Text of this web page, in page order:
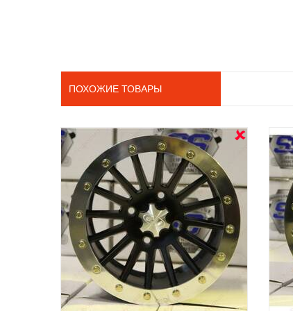
ПОХОЖИЕ ТОВАРЫ
OUT STOCK